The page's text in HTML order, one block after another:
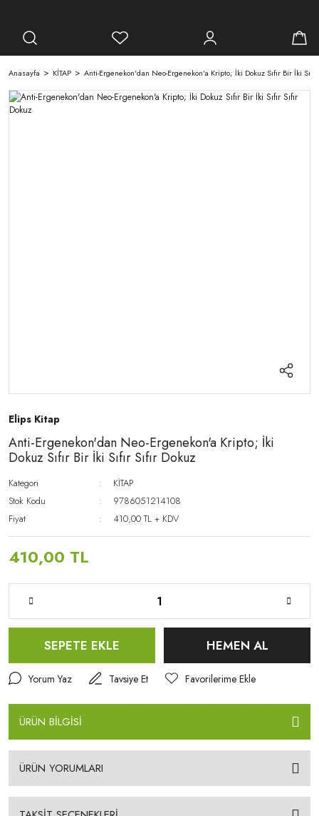
Anasayfa KİTAP Anti-Ergenekon'dan Neo-Ergenekon'a Kripto; İki Dokuz Sıfır Bir İki Sıfır
Elips Kitap
Anti-Ergenekon'dan Neo-Ergenekon'a Kripto; İki
Dokuz Sıfır Bir İki Sıfır Sıfır Dokuz
Kategori
KİTAP
Stok Kodu
9786051214108
Fiyat
410,00 TL + KDV
410,00 TL
SEPETE EKLE HEMEN AL
Yorum Yaz Tavsiye Et
ÜRÜN BİLGİSİ
ÜRÜN YORUMLARI